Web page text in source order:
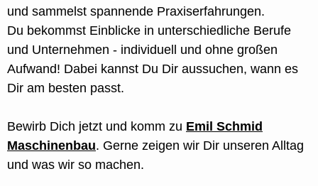
und sammelst spannende Praxiserfahrungen.
Du bekommst Einblicke in unterschiedliche Berufe
und Unternehmen - individuell und ohne großen
Aufwand! Dabei kannst Du Dir aussuchen, wann es
Dir am besten passt.
Bewirb Dich jetzt und komm zu Emil Schmid
Maschinenbau. Gerne zeigen wir Dir unseren Alltag
und was wir so machen.